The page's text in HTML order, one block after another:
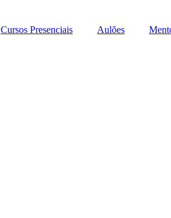
Cursos Presenciais Aulões